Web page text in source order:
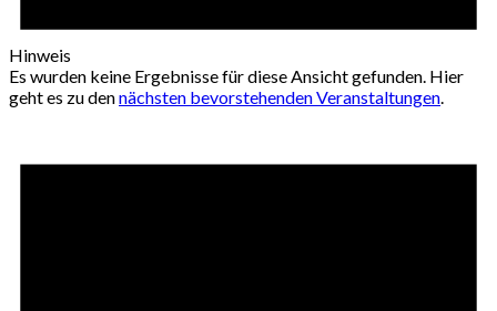
Hinweis
Es wurden keine Ergebnisse für diese Ansicht gefunden. Hier
geht es zu dennächsten bevorstehenden Veranstaltungen